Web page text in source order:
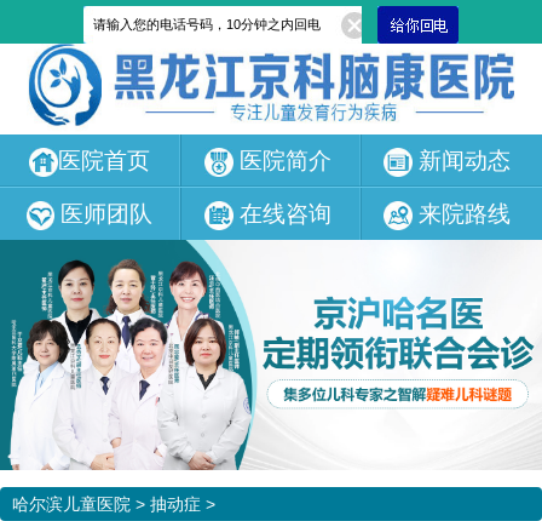
医院首页 医院简介 新闻动态
医师团队 在线咨询 来院路线
哈尔滨儿童医院 > 抽动症 >